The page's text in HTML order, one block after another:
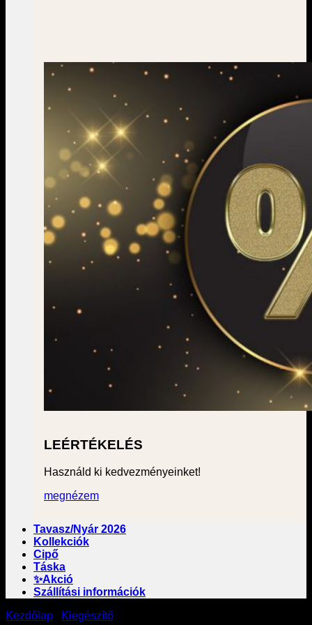
LEÉRTÉKELÉS
Használd ki kedvezményeinket!
megnézem
Tavasz/Nyár 2026
Kollekciók
Cipő
Táska
✨Akció
Szállítási információk
Kezdőlap
Kiegészítő